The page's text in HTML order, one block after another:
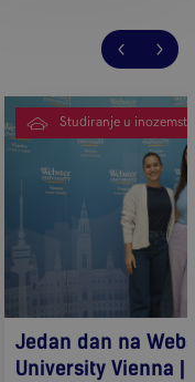
Studiranje u
Jedan dan na
University Vienna |